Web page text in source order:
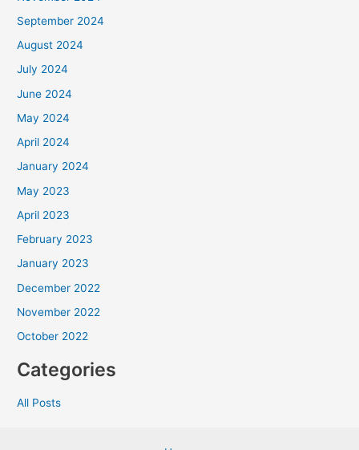
September 2024
August 2024
July 2024
June 2024
May 2024
April 2024
January 2024
May 2023
April 2023
February 2023
January 2023
December 2022
November 2022
October 2022
Categories
All Posts